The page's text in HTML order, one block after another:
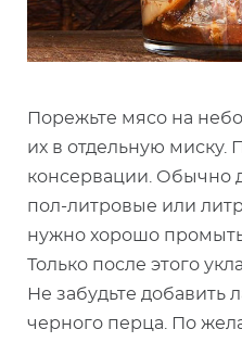
Порежьте мясо на
их в отдельную миску.
консервации. Обычно
пол-литровые или
нужно хорошо
Только после этого
Не забудьте добавить
черного перца. По